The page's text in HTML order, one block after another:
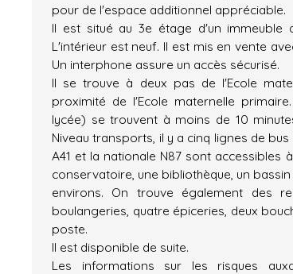
pour de l'espace additionnel appréciable.
Il est situé au 3e étage d'un immeuble
L'intérieur est neuf. Il est mis en vente
Un interphone assure un accès sécurisé.
Il se trouve à deux pas de l'Ecole
proximité de l'Ecole maternelle
lycée) se trouvent à moins de 10
Niveau transports, il y a cinq lignes de
A41 et la nationale N87 sont accessibles
conservatoire, une bibliothèque, un
environs. On trouve également des
boulangeries, quatre épiceries, deux
poste.
Il est disponible de suite.
Les informations sur les risques